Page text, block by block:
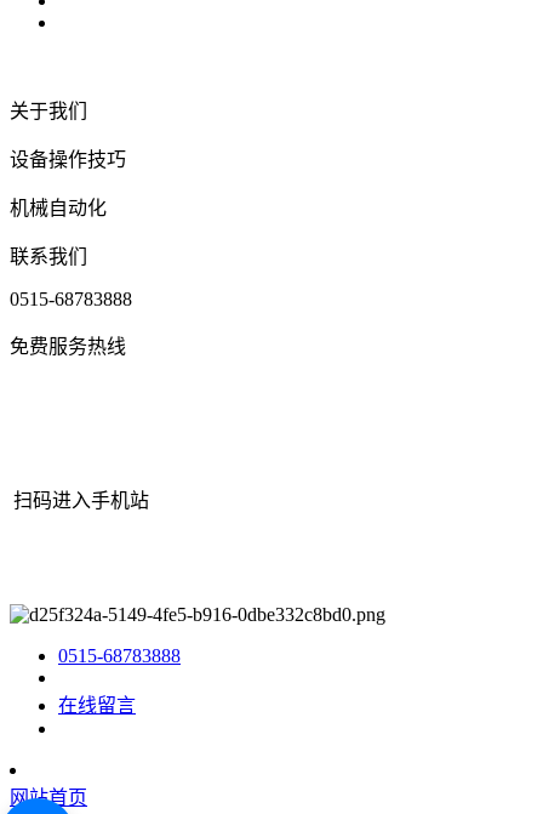
关于我们
设备操作技巧
机械自动化
联系我们
0515-68783888
免费服务热线
扫码进入手机站
0515-68783888
在线留言
网站首页